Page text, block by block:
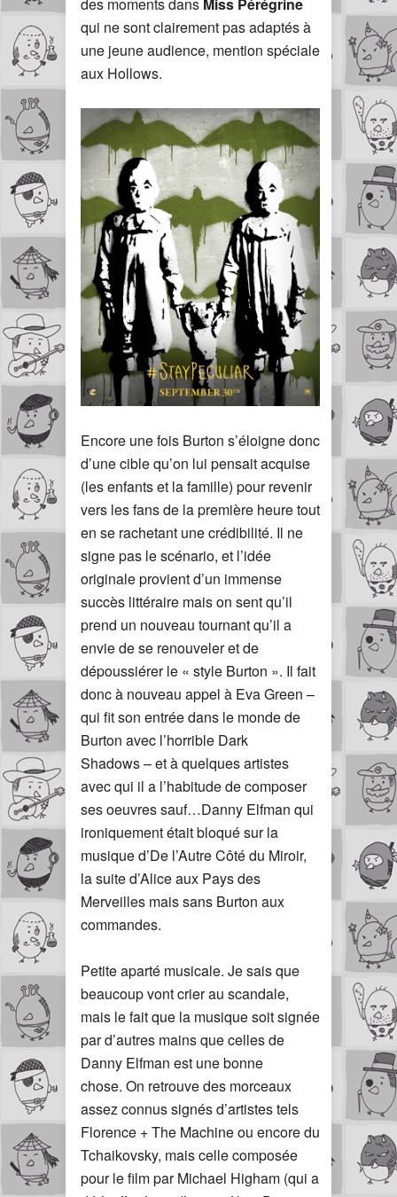
des moments dans Miss Pérégrine
qui ne sont clairement pas adaptés à
une jeune audience, mention spéciale
aux Hollows.
Encore une fois Burton s’éloigne donc
d’une cible qu’on lui pensait acquise
(les enfants et la famille) pour revenir
vers les fans de la première heure tout
en se rachetant une crédibilité. Il ne
signe pas le scénario, et l’idée
originale provient d’un immense
succès littéraire mais on sent qu’il
prend un nouveau tournant qu’il a
envie de se renouveler et de
dépoussiérer le « style Burton ». Il fait
donc à nouveau appel à Eva Green –
qui fit son entrée dans le monde de
Burton avec l’horrible Dark
Shadows – et à quelques artistes
avec qui il a l’habitude de composer
ses oeuvres sauf…Danny Elfman qui
ironiquement était bloqué sur la
musique d’De l’Autre Côté du Miroir,
la suite d’Alice aux Pays des
Merveilles mais sans Burton aux
commandes.
Petite aparté musicale. Je sais que
beaucoup vont crier au scandale,
mais le fait que la musique soit signée
par d’autres mains que celles de
Danny Elfman est une bonne
chose. On retrouve des morceaux
assez connus signés d’artistes tels
Florence + The Machine ou encore du
Tchaikovsky, mais celle composée
pour le film par Michael Higham (qui a